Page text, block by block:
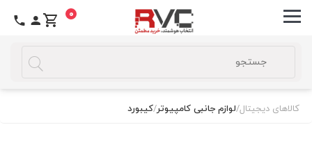
0
کالاهای دیجیتال/لوازم جانبی کامپیوتر/کیبورد